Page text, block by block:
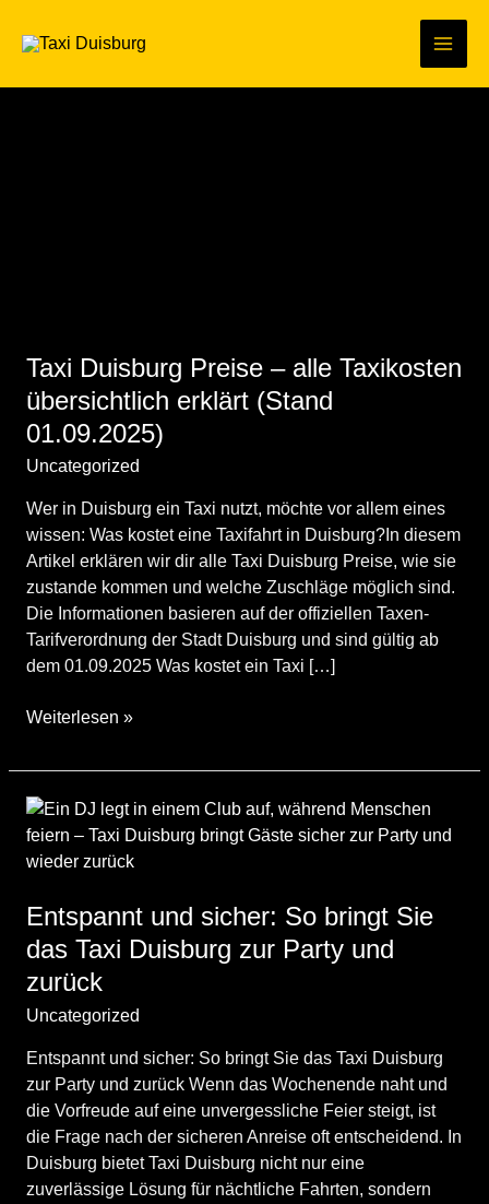
Inhalt
Main
Taxi Duisburg Preise – alle Taxikosten
übersichtlich erklärt (Stand
01.09.2025)
Uncategorized
Wer in Duisburg ein Taxi nutzt, möchte vor allem eines
wissen: Was kostet eine Taxifahrt in Duisburg?In diesem
Artikel erklären wir dir alle Taxi Duisburg Preise, wie sie
zustande kommen und welche Zuschläge möglich sind.
Die Informationen basieren auf der offiziellen Taxen-
Tarifverordnung der Stadt Duisburg und sind gültig ab
dem 01.09.2025 Was kostet ein Taxi […]
Taxi
Preise
–
alle
Taxikosten
übersichtlich
(Stand
01.09.2025)
Weiterlesen »
Entspannt und sicher: So bringt Sie
das Taxi Duisburg zur Party und
zurück
Uncategorized
Entspannt und sicher: So bringt Sie das Taxi Duisburg
zur Party und zurück Wenn das Wochenende naht und
die Vorfreude auf eine unvergessliche Feier steigt, ist
die Frage nach der sicheren Anreise oft entscheidend. In
Duisburg bietet Taxi Duisburg nicht nur eine
zuverlässige Lösung für nächtliche Fahrten, sondern